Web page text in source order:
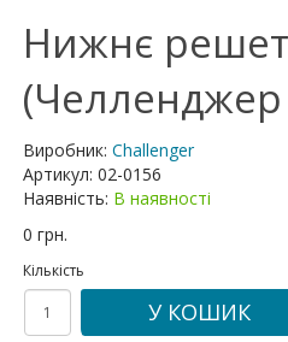
Нижнє
Виробник: Challenger
Артикул: 02-0156
Наявність: В наявності
0 грн.
Кількість
У КОШИК